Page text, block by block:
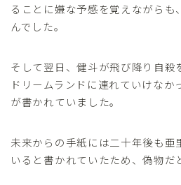
ることに嫌な予感を覚えながらも
んでした。
そして翌日、健斗が飛び降り自殺
ドリームランドに連れていけなか
が書かれていました。
未来からの手紙には二十年後も亜
いると書かれていたため、偽物だ